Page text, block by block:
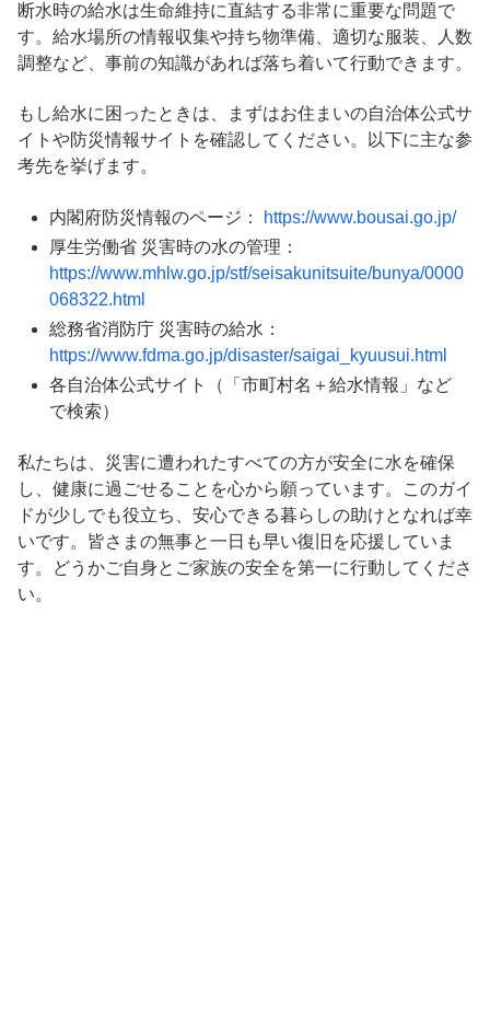
断水時の給水は生命維持に直結する非常に重要な問題で
す。給水場所の情報収集や持ち物準備、適切な服装、人数
調整など、事前の知識があれば落ち着いて行動できます。
もし給水に困ったときは、まずはお住まいの自治体公式サ
イトや防災情報サイトを確認してください。以下に主な参
考先を挙げます。
内閣府防災情報のページ：
https://www.bousai.go.jp/
厚生労働省 災害時の水の管理：
https://www.mhlw.go.jp/stf/seisakunitsuite/bunya/0000
068322.html
総務省消防庁 災害時の給水：
https://www.fdma.go.jp/disaster/saigai_kyuusui.html
各自治体公式サイト（「市町村名＋給水情報」など
で検索）
私たちは、災害に遭われたすべての方が安全に水を確保
し、健康に過ごせることを心から願っています。このガイ
ドが少しでも役立ち、安心できる暮らしの助けとなれば幸
いです。皆さまの無事と一日も早い復旧を応援していま
す。どうかご自身とご家族の安全を第一に行動してくださ
い。